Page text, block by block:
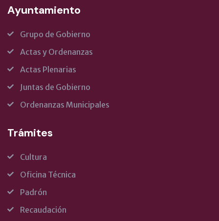
Ayuntamiento
Grupo de Gobierno
Actas y Ordenanzas
Actas Plenarias
Juntas de Gobierno
Ordenanzas Municipales
Trámites
Cultura
Oficina Técnica
Padrón
Recaudación